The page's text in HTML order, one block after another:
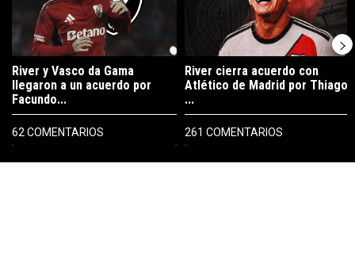
PUBLICIDAD
River y Vasco da Gama
llegaron a un acuerdo por
Facundo...
62 COMENTARIOS
River cierra acuerdo con
Atlético de Madrid por Thiago
...
261 COMENTARIOS